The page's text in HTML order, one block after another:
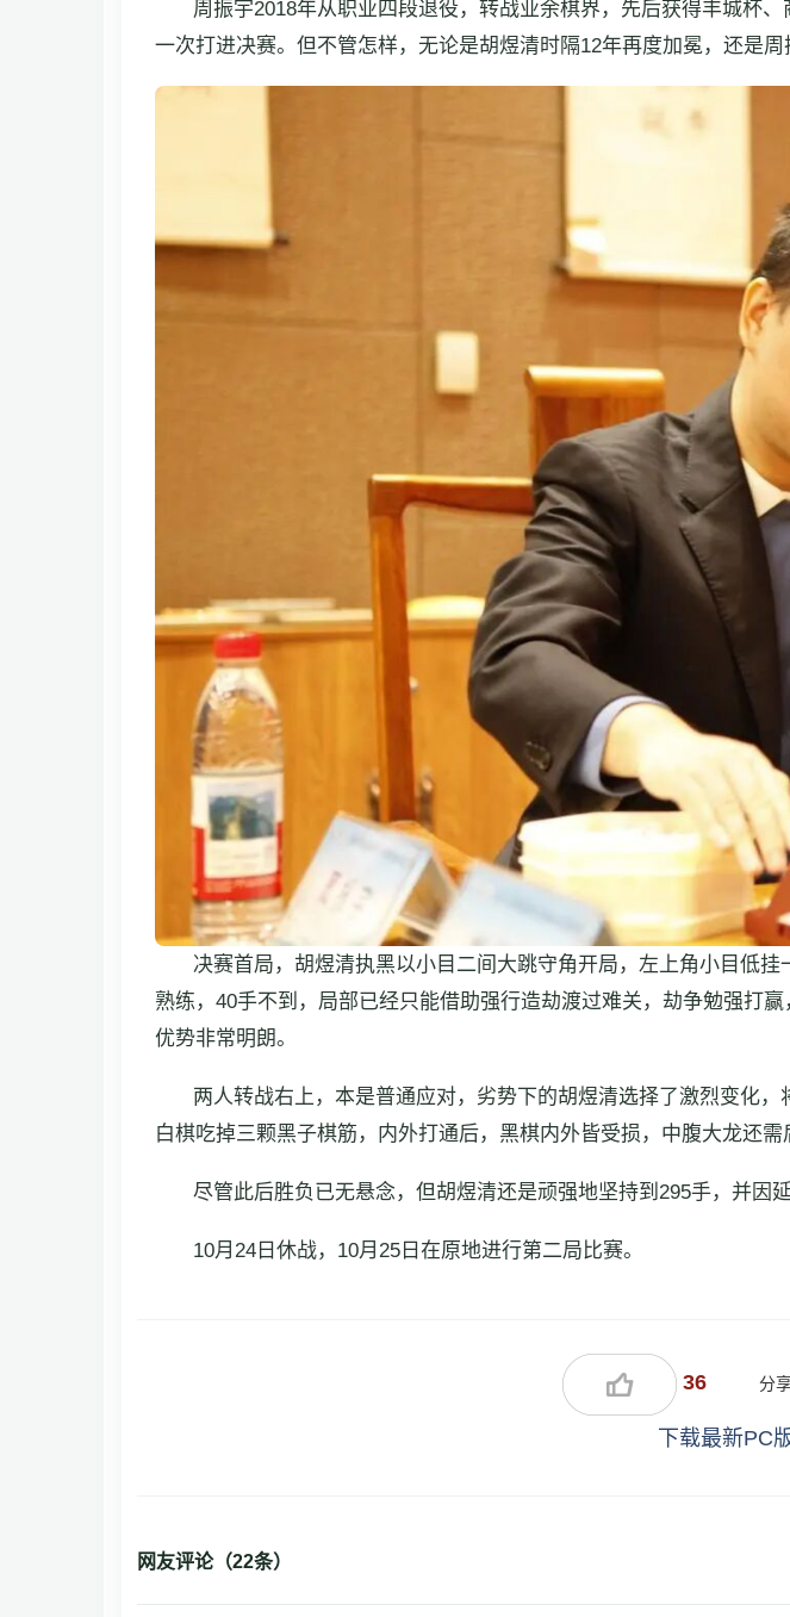
周振宇2018年从职业四段退役，转战业余棋界，先后获得丰城杯
一次打进决赛。但不管怎样，无论是胡煜清时隔12年再度加冕，还是
决赛首局，胡煜清执黑以小目二间大跳守角开局，左上角小目低
熟练，40手不到，局部已经只能借助强行造劫渡过难关，劫争勉强打
优势非常明朗。
两人转战右上，本是普通应对，劣势下的胡煜清选择了激烈变化
白棋吃掉三颗黑子棋筋，内外打通后，黑棋内外皆受损，中腹大龙还
尽管此后胜负已无悬念，但胡煜清还是顽强地坚持到295手，并因
10月24日休战，10月25日在原地进行第二局比赛。
36 分
下载最新PC
网友评论（22条）